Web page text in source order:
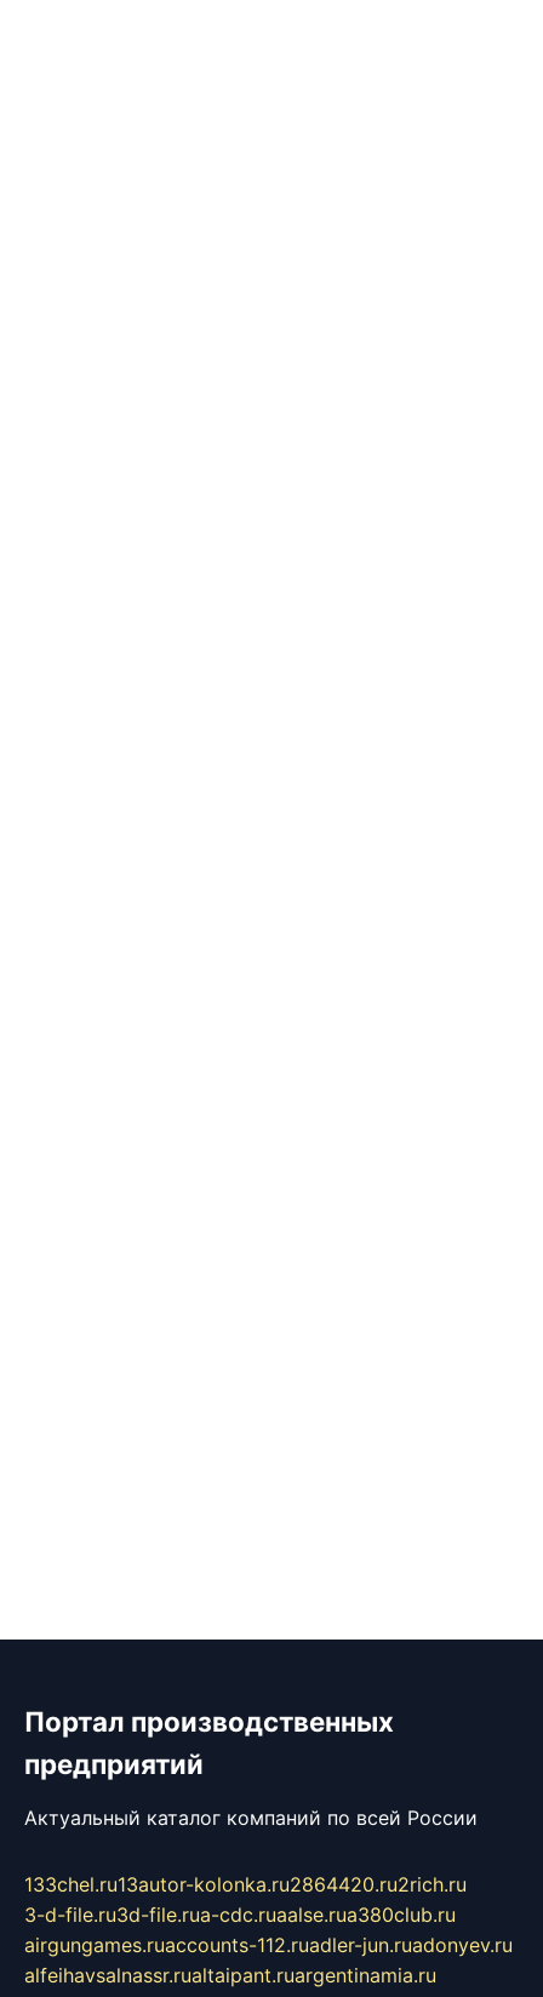
Портал производственных
предприятий
Актуальный каталог компаний по всей России
133chel.ru13autor-kolonka.ru2864420.ru2rich.ru
3-d-file.ru3d-file.rua-cdc.ruaalse.rua380club.ru
airgungames.ruaccounts-112.ruadler-jun.ruadonyev.ru
alfeihavsalnassr.rualtaipant.ruargentinamia.ru